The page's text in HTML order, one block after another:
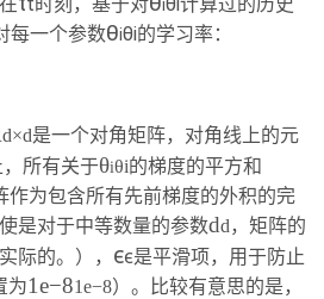
i
每一个参数θiθi的学习率：
是一个对角矩阵，对角线上的元
所有关于θiθi的梯度的平方和
作为包含所有先前梯度的外积的完
是对于中等数量的参数dd，矩阵的
际的。）， ϵϵ是平滑项，用于防止
为1e−81e−8）。比较有意思的是，